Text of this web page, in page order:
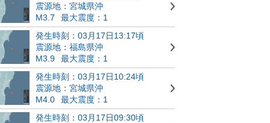
震源地：宮城県沖
M3.7
最大震度：1
発生時刻：03月17日13:17頃
震源地：福島県沖
M3.9
最大震度：1
発生時刻：03月17日10:24頃
震源地：宮城県沖
M4.0
最大震度：1
発生時刻：03月17日09:30頃